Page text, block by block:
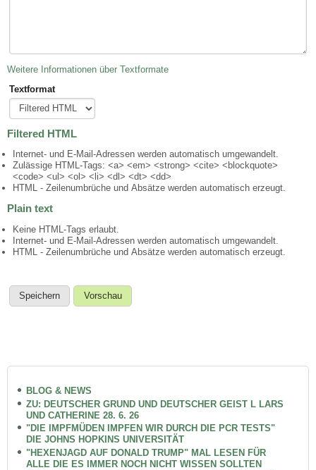
Weitere Informationen über Textformate
Textformat
Filtered HTML
Internet- und E-Mail-Adressen werden automatisch umgewandelt.
Zulässige HTML-Tags: <a> <em> <strong> <cite> <blockquote>
<code> <ul> <ol> <li> <dl> <dt> <dd>
HTML - Zeilenumbrüche und Absätze werden automatisch erzeugt.
Plain text
Keine HTML-Tags erlaubt.
Internet- und E-Mail-Adressen werden automatisch umgewandelt.
HTML - Zeilenumbrüche und Absätze werden automatisch erzeugt.
BLOG & NEWS
ZU: DEUTSCHER GRUND UND DEUTSCHER GEIST L LARS
UND CATHERINE 28. 6. 26
"DIE IMPFMÜDEN IMPFEN WIR DURCH DIE PCR TESTS"
DIE JOHNS HOPKINS UNIVERSITÄT
"HEXENJAGD AUF DONALD TRUMP" MAL LESEN FÜR
ALLE DIE ES IMMER NOCH NICHT WISSEN SOLLTEN